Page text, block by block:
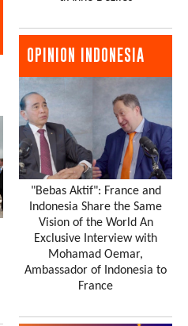
OPINION INDONESIA
"Bebas Aktif": France and
Indonesia Share the Same
Vision of the World An
Exclusive Interview with
Mohamad Oemar,
Ambassador of Indonesia to
France